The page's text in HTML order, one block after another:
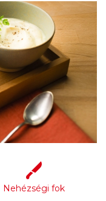
Nehézségi fok